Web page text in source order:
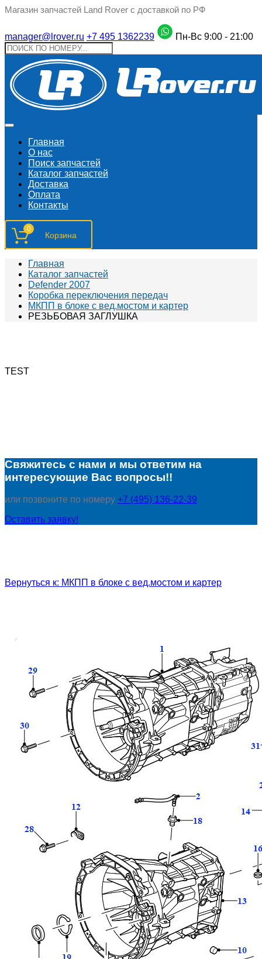
Магазин запчастей Land Rover с доставкой по РФ
manager@lrover.ru +7 495 1362239 Пн-Вс 9:00 - 21:00
Главная
О нас
Поиск запчастeй
Каталог запчастей
Доставка
Оплата
Контакты
0
Главная
Каталог запчастей
Defender 2007
Коробка переключения передач
МКПП в блоке с вед.мостом и картер
РЕЗЬБОВАЯ ЗАГЛУШКА
TEST
Свяжитесь с нами и мы ответим на
интересующие Вас вопросы!!
или позвоните по номеру +7 (495) 136-22-39
Оставить заявку!
Вернуться к: МКПП в блоке с вед.мостом и картер